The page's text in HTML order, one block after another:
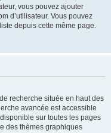
vous pouvez ajouter
d’utilisateur. Vous pouvez
depuis cette même page.
recherche située en haut des
avancée est accessible
sur toutes les pages
des thèmes graphiques